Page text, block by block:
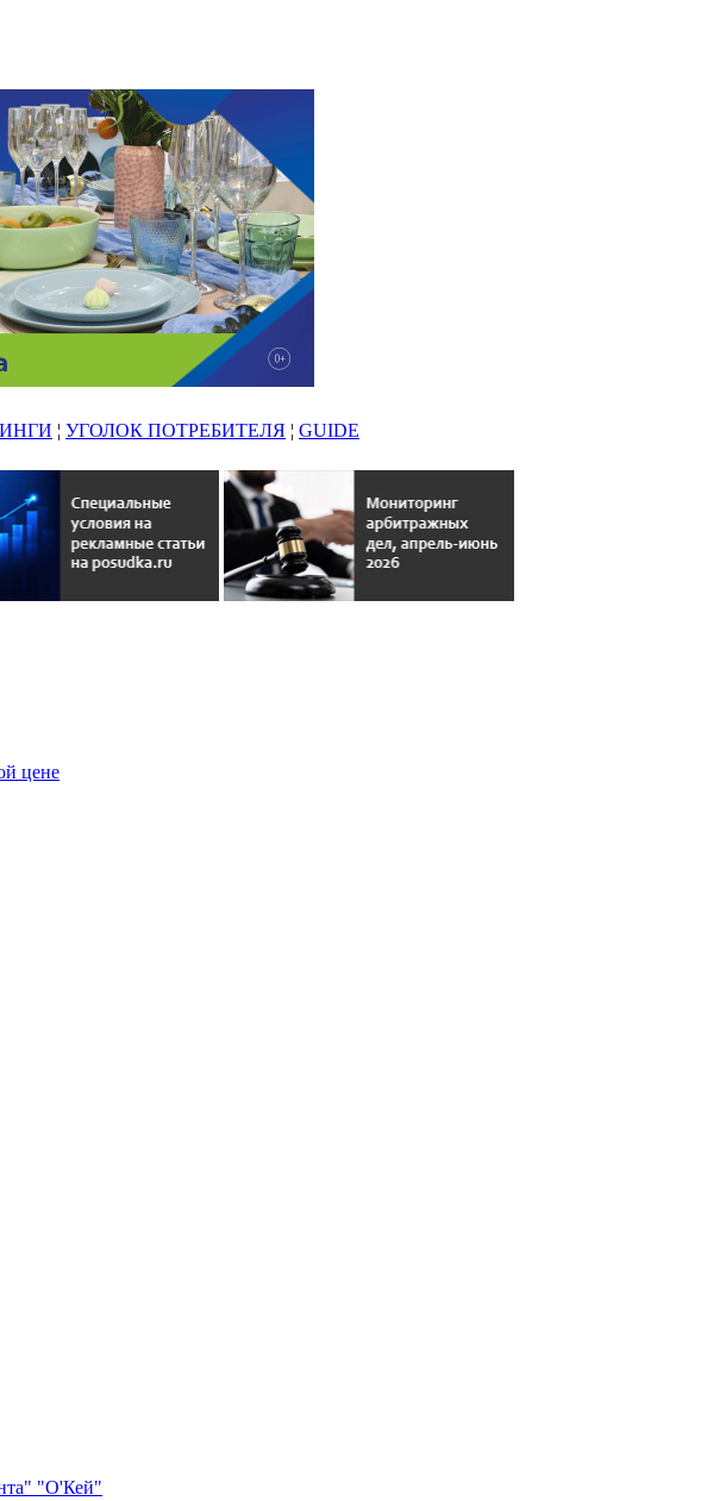
¦ УГОЛОК ПОТРЕБИТЕЛЯ ¦ GUIDE
цене
"О'Кей"